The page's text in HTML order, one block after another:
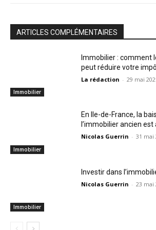
ARTICLES COMPLÉMENTAIRES
Immobilier
Immobilier : comment
peut réduire votre
La rédaction - 29 mai
Immobilier
En Ile-de-France, la
l’immobilier ancien est
Nicolas Guerrin - 31 mai
Immobilier
Investir dans
Nicolas Guerrin - 23 mai